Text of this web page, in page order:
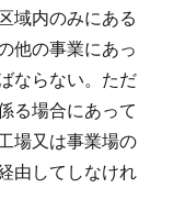
域内のみにある
他の事業にあっ
らない。 ただ
る場合にあって
場又は事業場の
由してしなけれ